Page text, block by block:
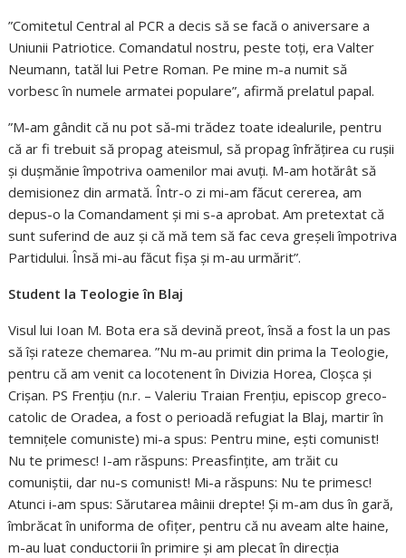
”Comitetul Central al PCR a decis să se facă o aniversare a
Uniunii Patriotice. Comandatul nostru, peste toți, era Valter
Neumann, tatăl lui Petre Roman. Pe mine m-a numit să
vorbesc în numele armatei populare”, afirmă prelatul papal.
”M-am gândit că nu pot să-mi trădez toate idealurile, pentru
că ar fi trebuit să propag ateismul, să propag înfrățirea cu rușii
și dușmănie împotriva oamenilor mai avuți. M-am hotărât să
demisionez din armată. Într-o zi mi-am făcut cererea, am
depus-o la Comandament și mi s-a aprobat. Am pretextat că
sunt suferind de auz și că mă tem să fac ceva greșeli împotriva
Partidului. Însă mi-au făcut fișa și m-au urmărit”.
Student la Teologie în Blaj
Visul lui Ioan M. Bota era să devină preot, însă a fost la un pas
să își rateze chemarea. ”Nu m-au primit din prima la Teologie,
pentru că am venit ca locotenent în Divizia Horea, Cloșca și
Crișan. PS Frențiu (n.r. – Valeriu Traian Frențiu, episcop greco-
catolic de Oradea, a fost o perioadă refugiat la Blaj, martir în
temnițele comuniste) mi-a spus: Pentru mine, ești comunist!
Nu te primesc! I-am răspuns: Preasfințite, am trăit cu
comuniștii, dar nu-s comunist! Mi-a răspuns: Nu te primesc!
Atunci i-am spus: Sărutarea mâinii drepte! Și m-am dus în gară,
îmbrăcat în uniforma de ofițer, pentru că nu aveam alte haine,
m-au luat conductorii în primire și am plecat în direcția